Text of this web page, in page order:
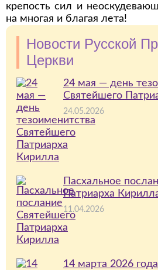
крепость сил и
на многая и благая лета!
Новости Русской
Церкви
24 мая — день
Святейшего
24.05.2026
Пасхальное
Патриарха
11.04.2026
14 марта 2026